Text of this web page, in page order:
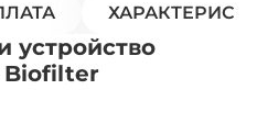
устройство
Biofilter